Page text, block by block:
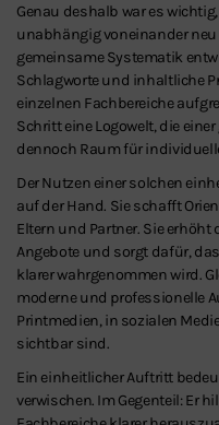
Genau deshalb war es
unabhängig voneinander
gemeinsame Systematik
Schlagworte und inhaltliche
einzelnen Fachbereiche
Schritt eine Logowelt, die
dennoch Raum für
Der Nutzen einer solchen
auf der Hand. Sie schafft
Eltern und Partner. Sie
Angebote und sorgt dafür,
klarer wahrgenommen wird.
moderne und professionelle
Printmedien, in sozialen
sichtbar sind.
Ein einheitlicher Auftritt
verwischen. Im Gegenteil: Er